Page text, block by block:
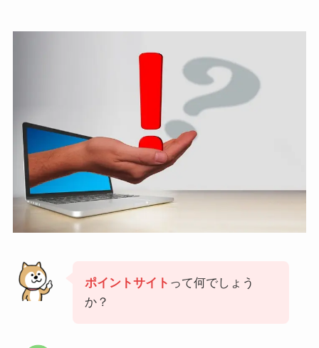
ポイントサイト って何でしょう
か？